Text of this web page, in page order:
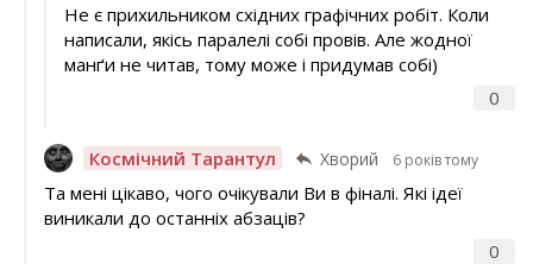
0
Не є прихильником східних графічних робіт. Коли
написали, якісь паралелі собі провів. Але жодної
манґи не читав, тому може і придумав собі)
Космічний Тарантул Хворий 6 років тому
0
Та мені цікаво, чого очікували Ви в фіналі. Які ідеї
виникали до останніх абзаців?